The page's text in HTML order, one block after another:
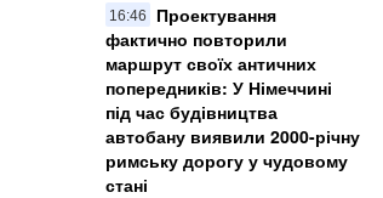
16:46
Проектування
фактично повторили
маршрут своїх античних
попередників: У Німеччині
під час будівництва
автобану виявили 2000-річну
римську дорогу у чудовому
стані